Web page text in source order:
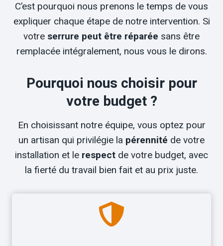
C’est pourquoi nous prenons le temps de vous
expliquer chaque étape de notre intervention. Si
votre serrure peut être réparée sans être
remplacée intégralement, nous vous le dirons.
Pourquoi nous choisir pour
votre budget ?
En choisissant notre équipe, vous optez pour
un artisan qui privilégie la pérennité de votre
installation et le respect de votre budget, avec
la fierté du travail bien fait et au prix juste.